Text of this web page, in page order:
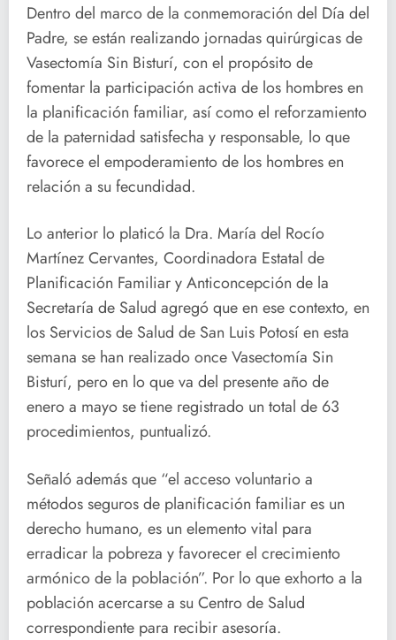
Dentro del marco de la conmemoración del Día del
Padre, se están realizando jornadas quirúrgicas de
Vasectomía Sin Bisturí, con el propósito de
fomentar la participación activa de los hombres en
la planificación familiar, así como el reforzamiento
de la paternidad satisfecha y responsable, lo que
favorece el empoderamiento de los hombres en
relación a su fecundidad.
Lo anterior lo platicó la Dra. María del Rocío
Martínez Cervantes, Coordinadora Estatal de
Planificación Familiar y Anticoncepción de la
Secretaría de Salud agregó que en ese contexto, en
los Servicios de Salud de San Luis Potosí en esta
semana se han realizado once Vasectomía Sin
Bisturí, pero en lo que va del presente año de
enero a mayo se tiene registrado un total de 63
procedimientos, puntualizó.
Señaló además que “el acceso voluntario a
métodos seguros de planificación familiar es un
derecho humano, es un elemento vital para
erradicar la pobreza y favorecer el crecimiento
armónico de la población”. Por lo que exhorto a la
población acercarse a su Centro de Salud
correspondiente para recibir asesoría.